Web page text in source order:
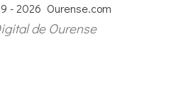
- 2026 Ourense.com
de Ourense